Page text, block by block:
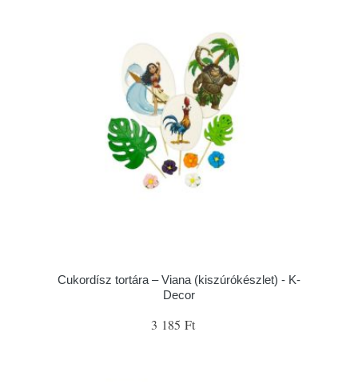
Cukordísz tortára – Viana (kiszúrókészlet) - K-
Decor
3 185 Ft